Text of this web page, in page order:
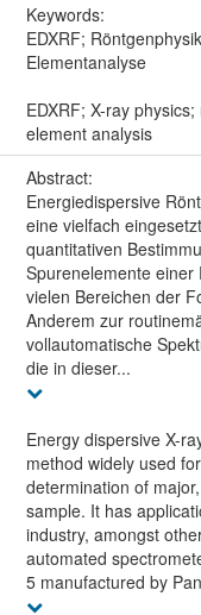
Keywords:
EDXRF;
Elementanalyse
EDXRF; X-ray
element analysis
Abstract:
Energiedispersive
eine vielfach
quantitativen
Spurenelemente einer
vielen Bereichen der
Anderem zur
vollautomatische
die in dieser...
Energy dispersive X-
method widely used
determination of
sample. It has
industry, amongst
automated
5 manufactured by